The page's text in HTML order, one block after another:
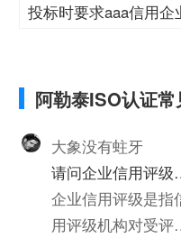
投标时要求aaa信用
阿勒泰ISO认证
大象没有蛀牙
请问企业信用评级
标准是什么呢
企业信用评级是指
用评级机构对受评